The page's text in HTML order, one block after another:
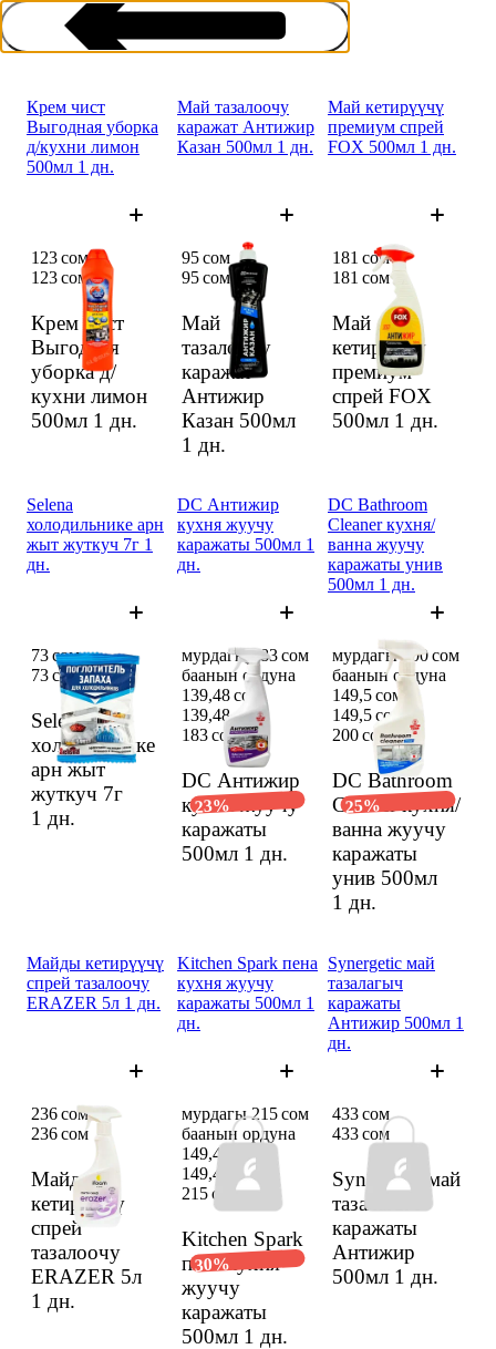
Плита жана духовкалар үчүн
Крем чист
Выгодная уборка
д/кухни лимон
500мл 1 дн.
Крем чист
Выгодная
уборка д/
кухни лимон
500мл 1 дн.
123 сом
123 сом
Май тазалоочу
каражат Антижир
Казан 500мл 1 дн.
Май
тазалоочу
каражат
Антижир
Казан 500мл
1 дн.
95 сом
95 сом
Май кетирүүчү
премиум спрей
FOX 500мл 1 дн.
Май
кетирүүчү
премиум
спрей FOX
500мл 1 дн.
181 сом
181 сом
Selena
холодильнике арн
жыт жуткуч 7г 1
дн.
Selena
холодильнике
арн жыт
жуткуч 7г
1 дн.
73 сом
73 сом
DC Антижир
кухня жуучу
каражаты 500мл 1
дн.
DC Антижир
кухня жуучу
каражаты
500мл 1 дн.
мурдагы 183 сом
баанын ордуна
139,48 сом
139,48 сом
183 сом
23%
DC Bathroom
Cleaner кухня/
ванна жуучу
каражаты унив
500мл 1 дн.
DC Bathroom
Cleaner кухня/
ванна жуучу
каражаты
унив 500мл
1 дн.
мурдагы 200 сом
баанын ордуна
149,5 сом
149,5 сом
200 сом
25%
Майды кетирүүчү
спрей тазалоочу
ERAZER 5л 1 дн.
Майды
кетирүүчү
спрей
тазалоочу
ERAZER 5л
1 дн.
236 сом
236 сом
Kitchen Spark пена
кухня жуучу
каражаты 500мл 1
дн.
Kitchen Spark
пена кухня
жуучу
каражаты
500мл 1 дн.
мурдагы 215 сом
баанын ордуна
149,48 сом
149,48 сом
215 сом
30%
Synergetic май
тазалагыч
каражаты
Антижир 500мл 1
дн.
Synergetic май
тазалагыч
каражаты
Антижир
500мл 1 дн.
433 сом
433 сом